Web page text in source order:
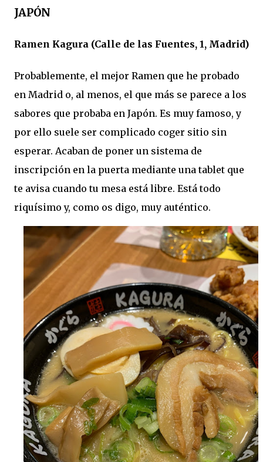
JAPÓN
Ramen Kagura (Calle de las Fuentes, 1, Madrid)
Probablemente, el mejor Ramen que he probado
en Madrid o, al menos, el que más se parece a los
sabores que probaba en Japón. Es muy famoso, y
por ello suele ser complicado coger sitio sin
esperar. Acaban de poner un sistema de
inscripción en la puerta mediante una tablet que
te avisa cuando tu mesa está libre. Está todo
riquísimo y, como os digo, muy auténtico.